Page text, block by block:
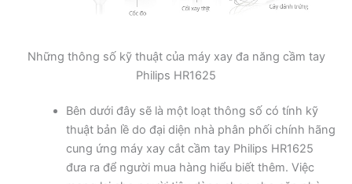
Những thông số kỹ thuật của máy xay đa năng cầm tay
Philips HR1625
Bên dưới đây sẽ là một loạt thông số có tính kỹ
thuật bản lề do đại diện nhà phân phối chính hãng
cung ứng máy xay cắt cầm tay Philips HR1625
đưa ra để người mua hàng hiểu biết thêm. Việc